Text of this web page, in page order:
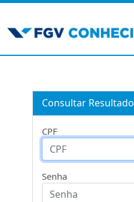
Consultar Resultado
CPF
Senha